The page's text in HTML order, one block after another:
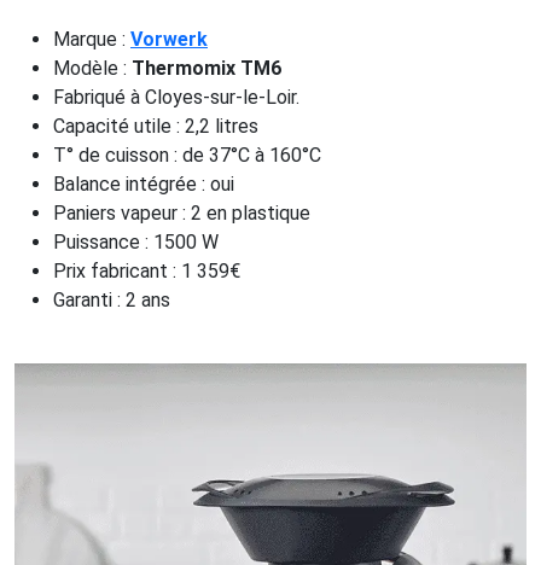
Marque : Vorwerk
Modèle : Thermomix TM6
Fabriqué à Cloyes-sur-le-Loir.
Capacité utile : 2,2 litres
T° de cuisson : de 37°C à 160°C
Balance intégrée : oui
Paniers vapeur : 2 en plastique
Puissance : 1500 W
Prix fabricant : 1 359€
Garanti : 2 ans